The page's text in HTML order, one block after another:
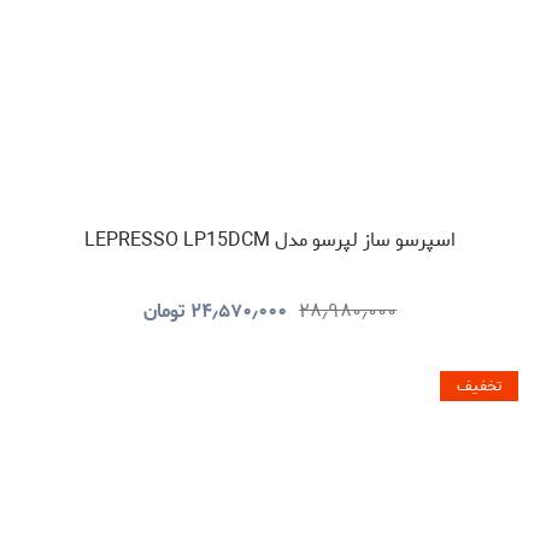
اسپرسو ساز لپرسو مدل LEPRESSO LP15DCM
۲۸٫۹۸۰٫۰۰۰ ۲۴٫۵۷۰٫۰۰۰ تومان
تخفیف